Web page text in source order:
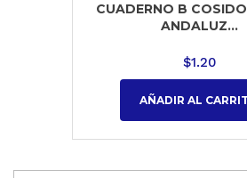
CUADERNO B
ANDALUZ...
$1.20
AÑADIR AL